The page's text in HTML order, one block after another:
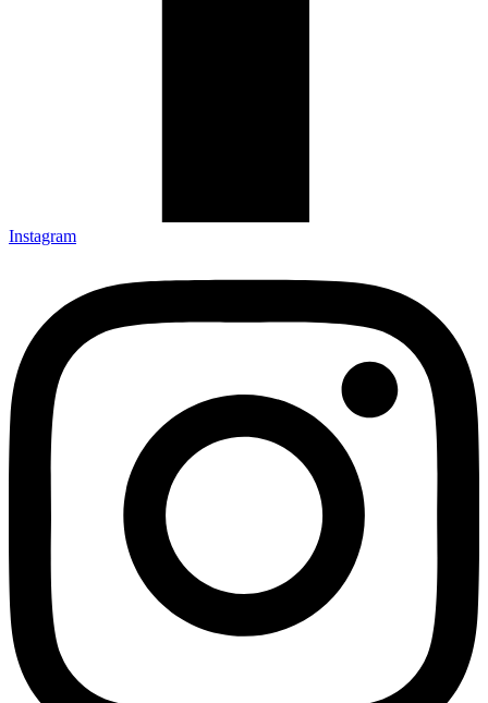
Instagram